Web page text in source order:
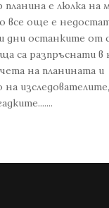
планина е люлка на
все още е
дни останките от
са разпръснати
на планината и